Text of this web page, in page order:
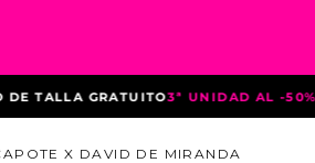
GRATUITO3ª UNIDAD AL -50% DTO*
X DAVID DE MIRANDA